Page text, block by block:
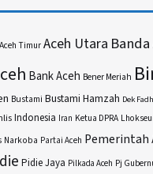
Aceh TimurAceh Utara
Bank Aceh Bener Meriah
Bustami Bustami Hamzah Dek Fadh
Indonesia Iran Ketua DPRA
Narkoba Partai Aceh Pemerintah
Pidie Jaya Pilkada Aceh Pj